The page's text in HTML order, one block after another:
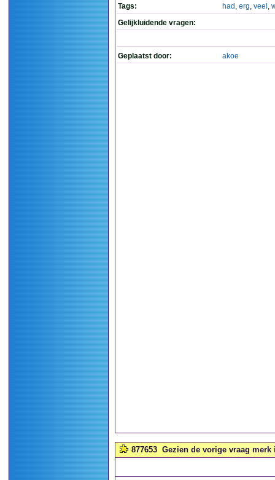
Tags:
had , erg, veel ,
Gelijkluidende vragen:
Geplaatst door: akoe
877653 Gezien de vorige vraag